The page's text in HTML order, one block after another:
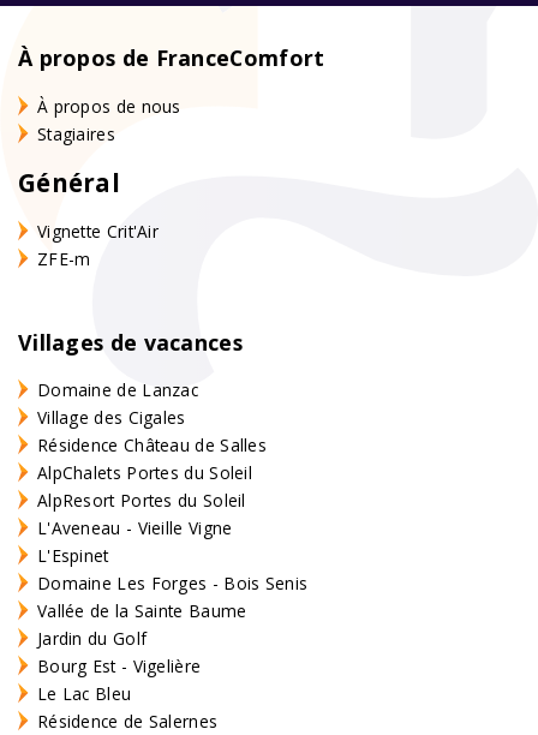
À propos de FranceComfort
À propos de nous
Stagiaires
Général
Vignette Crit'Air
ZFE-m
Villages de vacances
Domaine de Lanzac
Village des Cigales
Résidence Château de Salles
AlpChalets Portes du Soleil
AlpResort Portes du Soleil
L'Aveneau - Vieille Vigne
L'Espinet
Domaine Les Forges - Bois Senis
Vallée de la Sainte Baume
Jardin du Golf
Bourg Est - Vigelière
Le Lac Bleu
Résidence de Salernes